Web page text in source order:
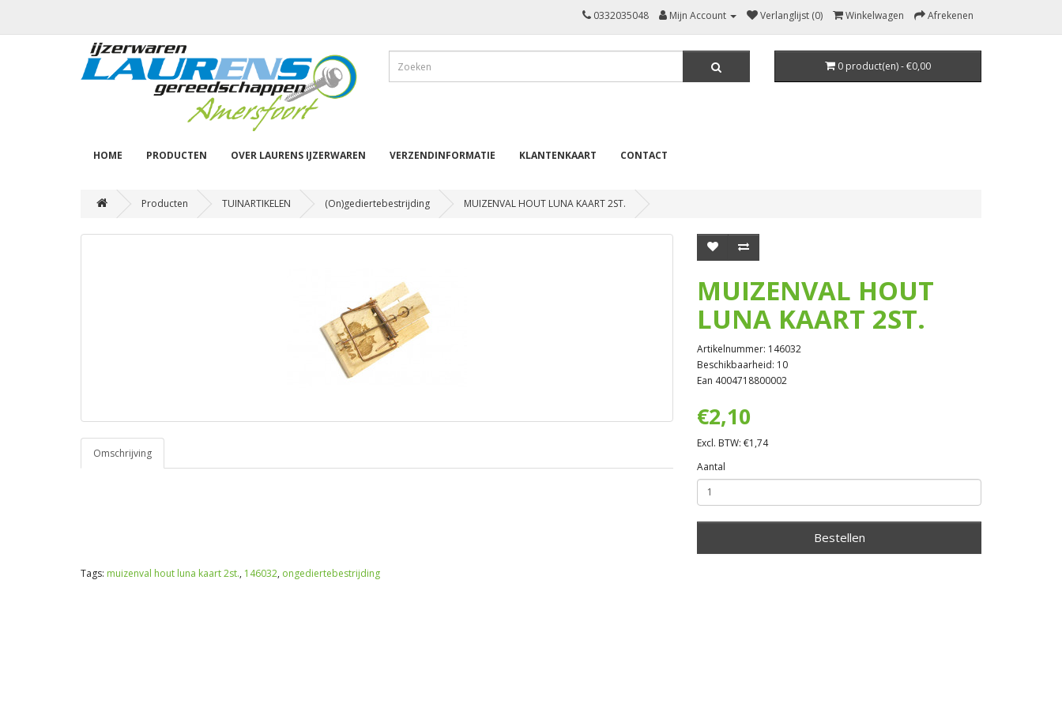
0332035048 Mijn Account Verlanglijst (0) Winkelwagen Afrekenen
0 product(en) - €0,00
HOME PRODUCTEN OVER LAURENS IJZERWAREN VERZENDINFORMATIE KLANTENKAART CONTACT
Producten TUINARTIKELEN (On)gediertebestrijding MUIZENVAL HOUT LUNA KAART 2ST.
Omschrijving
MUIZENVAL HOUT
LUNA KAART 2ST.
Artikelnummer: 146032
Beschikbaarheid: 10
Ean 4004718800002
€2,10
Excl. BTW: €1,74
Aantal
Bestellen
Tags: muizenval hout luna kaart 2st., 146032, ongediertebestrijding